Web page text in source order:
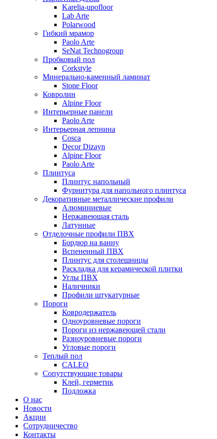
Karelia-upofloor
Lab Arte
Polarwood
Гибкий мрамор
Paolo Arte
SeNat Technogroup
Пробковый пол
Corkstyle
Минерально-каменный ламинат
Stone Floor
Ковролин
Alpine Floor
Интерьерные панели
Paolo Arte
Интерьерная лепнина
Cosca
Decor Dizayn
Alpine Floor
Paolo Arte
Плинтуса
Плинтус напольный
Фурнитура для напольного плинтуса
Декоративные металлические профили
Алюминиевые
Нержавеющая сталь
Латунные
Отделочные профили ПВХ
Бордюр на ванну
Вспененный ПВХ
Плинтус для столешницы
Раскладка для керамической плитки
Углы ПВХ
Наличники
Профили штукатурные
Пороги
Ковродержатель
Одноуровневые пороги
Пороги из нержавеющей стали
Разноуровневые пороги
Угловые пороги
Теплый пол
CALEO
Сопутствующие товары
Клей, герметик
Подложка
О нас
Новости
Акции
Сотрудничество
Контакты